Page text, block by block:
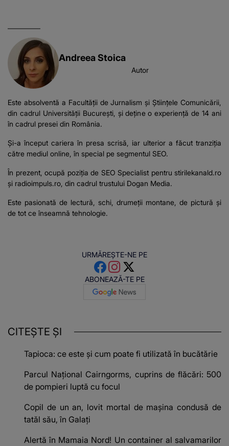
Andreea Stoica
Autor
Este absolventă a Facultății de Jurnalism și Științele Comunicării,
din cadrul Universității București, şi deţine o experienţă de 14 ani
în cadrul presei din România.
Şi-a început cariera în presa scrisă, iar ulterior a făcut tranziţia
către mediul online, în special pe segmentul SEO.
În prezent, ocupă poziţia de SEO Specialist pentru stirilekanald.ro
şi radioimpuls.ro , din cadrul trustului Dogan Media.
Este pasionată de lectură, schi, drumeţii montane, de pictură şi
de tot ce înseamnă tehnologie.
URMĂREȘTE-NE PE
ABONEAZĂ-TE PE
CITEȘTE ȘI
Tapioca: ce este și cum poate fi utilizată în bucătărie
Parcul Național Cairngorms, cuprins de flăcări: 500
de pompieri luptă cu focul
Copil de un an, lovit mortal de mașina condusă de
tatăl său, în Galați
Alertă în Mamaia Nord! Un container al salvamarilor